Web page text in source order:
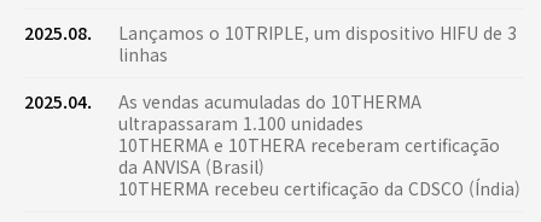
2025.08.
Lançamos o 10TRIPLE, um dispositivo HIFU de 3
linhas
2025.04.
As vendas acumuladas do 10THERMA
ultrapassaram 1.100 unidades
10THERMA e 10THERA receberam certificação
da ANVISA (Brasil)
10THERMA recebeu certificação da CDSCO (Índia)